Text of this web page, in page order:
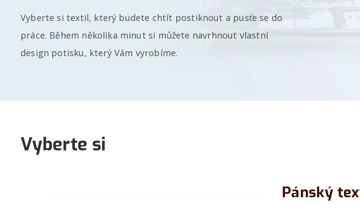
Vyberte si textil, který budete chtít postiknout a pusťe se do
práce. Během několika minut si můžete navrhnout vlastní
design potisku, který Vám vyrobíme.
Vyberte si
Pánský